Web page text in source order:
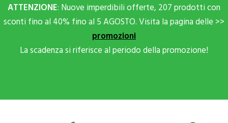
ATTENZIONE: Nuove imperdibili offerte, 207 prodotti con
sconti fino al 40% fino al 5 AGOSTO. Visita la pagina delle >>
promozioni
La scadenza si riferisce al periodo della promozione!